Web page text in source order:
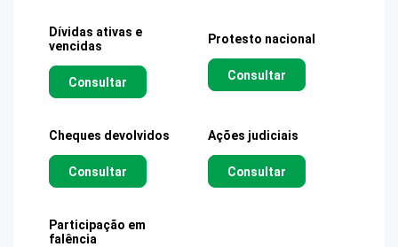
Dívidas ativas e
vencidas
Consultar
Protesto nacional
Consultar
Cheques devolvidos
Consultar
Ações judiciais
Consultar
Participação em
falência